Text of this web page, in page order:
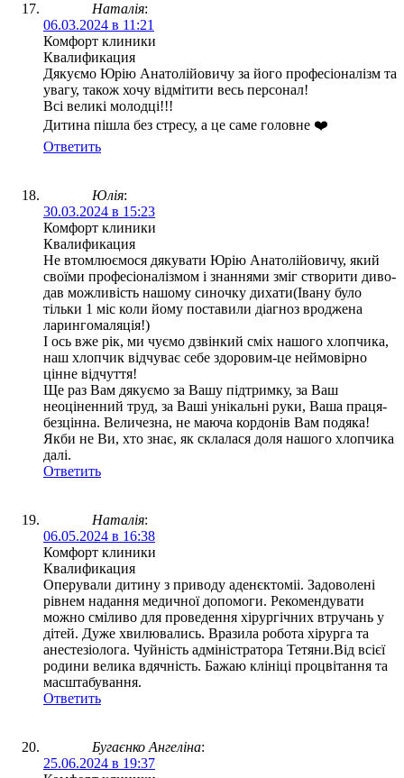
Наталія:
06.03.2024 в 11:21
Комфорт клиники
Квалификация
Дякуємо Юрію Анатолійовичу за його професіоналізм та
увагу, також хочу відмітити весь персонал!
Всі великі молодці!!!
Дитина пішла без стресу, а це саме головне ❤️
Ответить
Юлія:
30.03.2024 в 15:23
Комфорт клиники
Квалификация
Не втомлюємося дякувати Юрію Анатолійовичу, який
своїми професіоналізмом і знаннями зміг створити диво-
дав можливість нашому синочку дихати(Івану було
тільки 1 міс коли йому поставили діагноз вроджена
ларингомаляція!)
І ось вже рік, ми чуємо дзвінкий сміх нашого хлопчика,
наш хлопчик відчуває себе здоровим-це неймовірно
цінне відчуття!
Ще раз Вам дякуємо за Вашу підтримку, за Ваш
неоціненний труд, за Ваші унікальні руки, Ваша праця-
безцінна. Величезна, не маюча кордонів Вам подяка!
Якби не Ви, хто знає, як склалася доля нашого хлопчика
далі.
Ответить
Наталія:
06.05.2024 в 16:38
Комфорт клиники
Квалификация
Оперували дитину з приводу аденєктоміі. Задоволені
рівнем надання медичної допомоги. Рекомендувати
можно сміливо для проведення хірургічних втручань у
дітей. Дуже хвилювались. Вразила робота хірурга та
анестезіолога. Чуйність адміністратора Тетяни.Від всієї
родини велика вдячність. Бажаю клініці процвітання та
масштабування.
Ответить
Бугаєнко Ангеліна:
25.06.2024 в 19:37